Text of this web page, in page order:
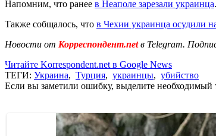
Напомним, что ранее в Неаполе зарезали украинца.
Также собщалось, что в Чехии украинца осудили
Новости от Корреспондент.netв Telegram.
Читайте Korrespondent.net в Google News
ТЕГИ: Украина, Турция, украинцы, убийство
Если вы заметили ошибку, выделите